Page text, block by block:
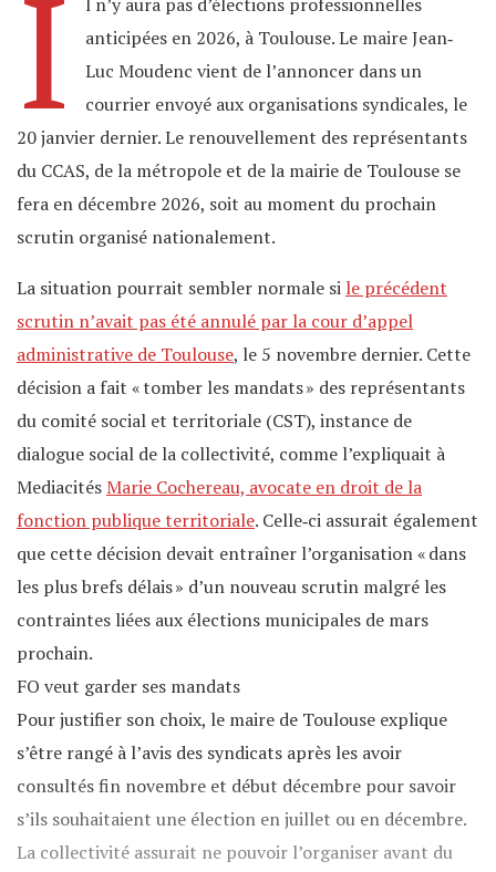
I
anticipées en 2026, à Toulouse. Le maire Jean‐
Luc Moudenc vient de l’annoncer dans un
courrier envoyé aux organisations syndicales, le
20 janvier dernier. Le renouvellement des représentants
du CCAS, de la métropole et de la mairie de Toulouse se
fera en décembre 2026, soit au moment du prochain
scrutin organisé nationalement.
La situation pourrait sembler normale si le précédent
scrutin n’avait pas été annulé par la cour d’appel
administrative de Toulouse, le 5 novembre dernier. Cette
décision a fait « tomber les mandats » des représentants
du comité social et territoriale (CST), instance de
dialogue social de la collectivité, comme l’expliquait à
MediacitésMarie Cochereau, avocate en droit de la
fonction publique territoriale. Celle‐ci assurait également
que cette décision devait entraîner l’organisation « dans
les plus brefs délais » d’un nouveau scrutin malgré les
contraintes liées aux élections municipales de mars
prochain.
FO veut garder ses mandats
Pour justifier son choix, le maire de Toulouse explique
s’être rangé à l’avis des syndicats après les avoir
consultés fin novembre et début décembre pour savoir
s’ils souhaitaient une élection en juillet ou en décembre.
La collectivité assurait ne pouvoir l’organiser avant du